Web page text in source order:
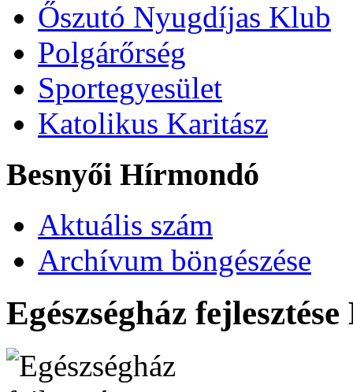
Őszutó Nyugdíjas Klub
Polgárőrség
Sportegyesület
Katolikus Karitász
Besnyői Hírmondó
Aktuális szám
Archívum böngészése
Egészségház